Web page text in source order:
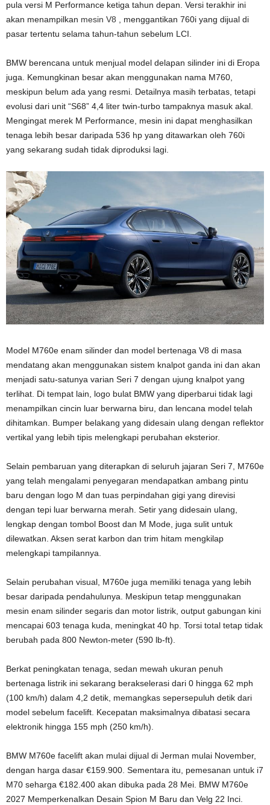
pula versi M Performance ketiga tahun depan. Versi terakhir ini
akan menampilkan mesin V8 , menggantikan 760i yang dijual di
pasar tertentu selama tahun-tahun sebelum LCI.
BMW berencana untuk menjual model delapan silinder ini di Eropa
juga. Kemungkinan besar akan menggunakan nama M760,
meskipun belum ada yang resmi. Detailnya masih terbatas, tetapi
evolusi dari unit “S68” 4,4 liter twin-turbo tampaknya masuk akal.
Mengingat merek M Performance, mesin ini dapat menghasilkan
tenaga lebih besar daripada 536 hp yang ditawarkan oleh 760i
yang sekarang sudah tidak diproduksi lagi.
Model M760e enam silinder dan model bertenaga V8 di masa
mendatang akan menggunakan sistem knalpot ganda ini dan akan
menjadi satu-satunya varian Seri 7 dengan ujung knalpot yang
terlihat. Di tempat lain, logo bulat BMW yang diperbarui tidak lagi
menampilkan cincin luar berwarna biru, dan lencana model telah
dihitamkan. Bumper belakang yang didesain ulang dengan reflektor
vertikal yang lebih tipis melengkapi perubahan eksterior.
Selain pembaruan yang diterapkan di seluruh jajaran Seri 7, M760e
yang telah mengalami penyegaran mendapatkan ambang pintu
baru dengan logo M dan tuas perpindahan gigi yang direvisi
dengan tepi luar berwarna merah. Setir yang didesain ulang,
lengkap dengan tombol Boost dan M Mode, juga sulit untuk
dilewatkan. Aksen serat karbon dan trim hitam mengkilap
melengkapi tampilannya.
Selain perubahan visual, M760e juga memiliki tenaga yang lebih
besar daripada pendahulunya. Meskipun tetap menggunakan
mesin enam silinder segaris dan motor listrik, output gabungan kini
mencapai 603 tenaga kuda, meningkat 40 hp. Torsi total tetap tidak
berubah pada 800 Newton-meter (590 lb-ft).
Berkat peningkatan tenaga, sedan mewah ukuran penuh
bertenaga listrik ini sekarang berakselerasi dari 0 hingga 62 mph
(100 km/h) dalam 4,2 detik, memangkas sepersepuluh detik dari
model sebelum facelift. Kecepatan maksimalnya dibatasi secara
elektronik hingga 155 mph (250 km/h).
BMW M760e facelift akan mulai dijual di Jerman mulai November,
dengan harga dasar €159.900. Sementara itu, pemesanan untuk i7
M70 seharga €182.400 akan dibuka pada 28 Mei. BMW M760e
2027 Memperkenalkan Desain Spion M Baru dan Velg 22 Inci.